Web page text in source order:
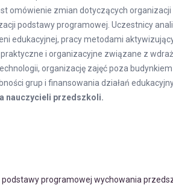
omówienie zmian dotyczących
podstawy programowej. Uczestnicy
edukacyjnej, pracy metodami
i organizacyjne związane z
organizację zajęć poza
grup i finansowania działań
nauczycieli przedszkoli.
programowej wychowania